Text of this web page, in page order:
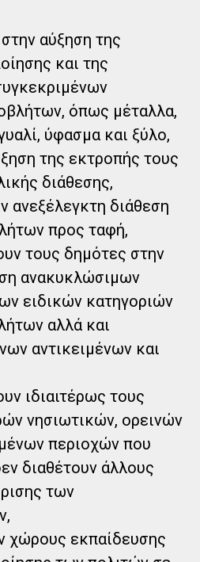
αύξηση της
και της
όπως μέταλλα,
ύφασμα και ξύλο,
της εκτροπής τους
διάθεσης,
ανεξέλεγκτη διάθεση
προς ταφή,
τους δημότες στην
ανακυκλώσιμων
ειδικών κατηγοριών
αλλά και
αντικειμένων και
ιδιαιτέρως τους
νησιωτικών, ορεινών
περιοχών που
διαθέτουν άλλους
των
χώρους εκπαίδευσης